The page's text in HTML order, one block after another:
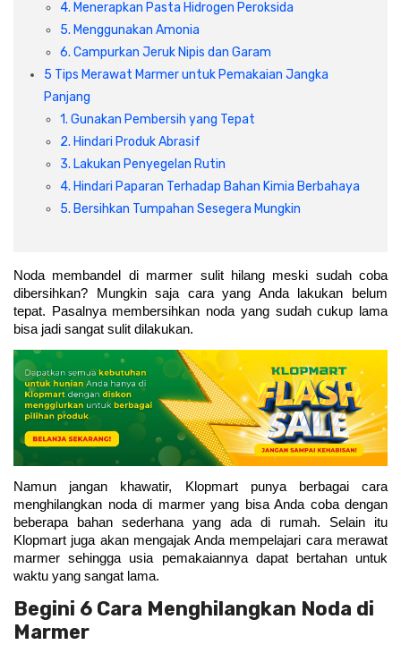
Cat dan Kimia
4. Menerapkan Pasta Hidrogen Peroksida
5. Menggunakan Amonia
6. Campurkan Jeruk Nipis dan Garam
5 Tips Merawat Marmer untuk Pemakaian Jangka
Panjang
1. Gunakan Pembersih yang Tepat
2. Hindari Produk Abrasif
3. Lakukan Penyegelan Rutin
4. Hindari Paparan Terhadap Bahan Kimia Berbahaya
5. Bersihkan Tumpahan Sesegera Mungkin
Noda membandel di marmer sulit hilang meski sudah coba
dibersihkan? Mungkin saja cara yang Anda lakukan belum
tepat. Pasalnya membersihkan noda yang sudah cukup lama
bisa jadi sangat sulit dilakukan.
Namun jangan khawatir, Klopmart punya berbagai cara
menghilangkan noda di marmer yang bisa Anda coba dengan
beberapa bahan sederhana yang ada di rumah. Selain itu
Klopmart juga akan mengajak Anda mempelajari cara merawat
marmer sehingga usia pemakaiannya dapat bertahan untuk
waktu yang sangat lama.
Begini 6 Cara Menghilangkan Noda di
Marmer